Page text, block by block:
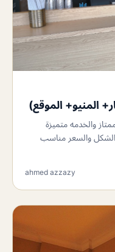
المنيو+ الموقع)
والخدمه متميزة
والسعر مناسب
ahmed azzazy